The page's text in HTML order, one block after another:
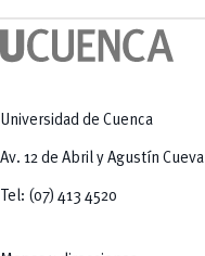
Universidad de Cuenca
Av. 12 de Abril y Agustín Cueva
Tel: (07) 413 4520